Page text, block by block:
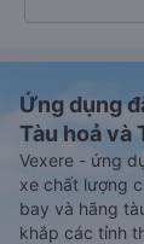
Ứng dụng
Tàu hoả và
Vexere - ứng
xe chất lượng
bay và hãng
khắp các tỉnh